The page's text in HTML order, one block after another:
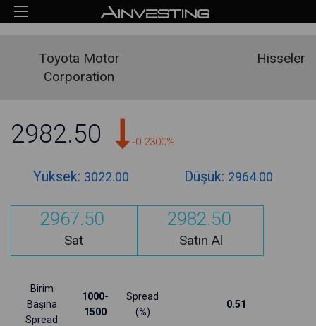
Toyota Motor
Corporation
Hisseler
2982.50 -0.2300%
Yüksek: 3022.00 Düşük: 2964.00
2967.50
Sat
2982.50
Satın Al
Birim
Başına
Spread
1000-
1500
Spread
(%)
0.51